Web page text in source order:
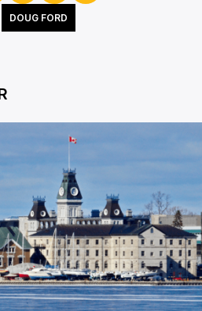
DOUG FORD